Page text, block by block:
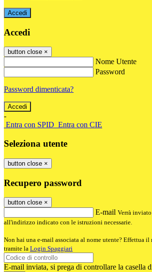
Accedi
Accedi
button close ×
Nome Utente
Password
Password dimenticata?
-
Entra con SPID Entra con CIE
Seleziona utente
button close ×
Recupero password
button close ×
E-mail Verrà
all'indirizzo indicato con le istruzioni necessarie.
Non hai una e-mail associata al nome utente? Effettua il
tramite la Login Spaggiari
E-mail inviata, si prega di controllare la casella